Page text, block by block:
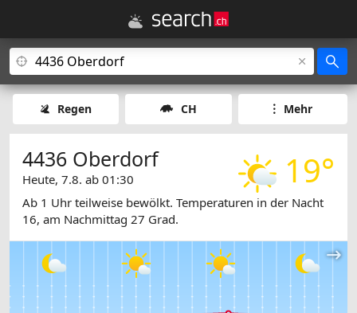
Regen CH Mehr
19°
4436 Oberdorf
Heute, 7.8. ab 01:30
Ab 1 Uhr teilweise bewölkt. Temperaturen in der Nacht
16, am Nachmittag 27 Grad.